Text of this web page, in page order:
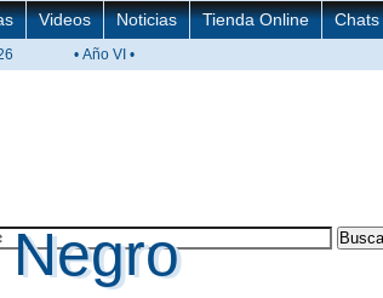
Videos Noticias Tienda Online Chats
• Año VI •
Negro